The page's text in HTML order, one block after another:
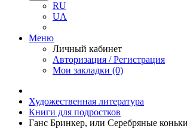
RU
UA
Меню
Личный кабинет
Авторизация / Регистрация
Мои закладки (0)
Художественная литература
Книги для подростков
Ганс Бринкер, или Серебряные